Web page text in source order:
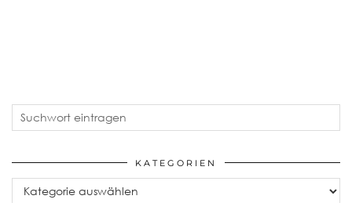
KATEGORIEN
Kategorien